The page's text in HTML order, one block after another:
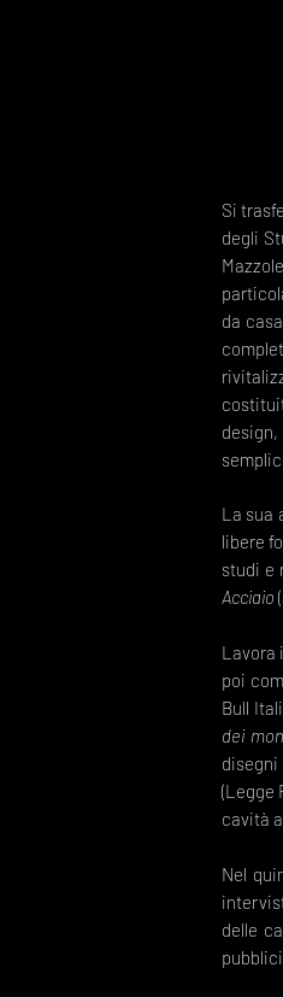
Si
degli
da
La sua
libere
studi e
Acciaio
Lavora
poi
Bull
dei
(Legge
cavità
Nel
delle